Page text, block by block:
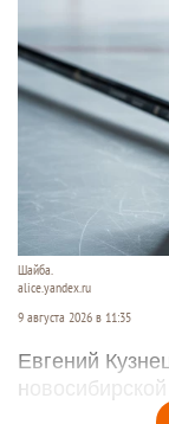
Шайба.
alice.yandex.ru
9 августа 2026 в 11:35
Евгений